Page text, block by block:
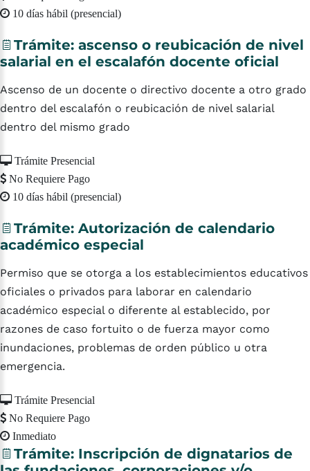
10 días hábil (presencial)
Trámite: ascenso o reubicación de nivel
salarial en el escalafón docente oficial
Ascenso de un docente o directivo docente a otro grado
dentro del escalafón o reubicación de nivel salarial
dentro del mismo grado
Trámite Presencial
No Requiere Pago
10 días hábil (presencial)
Trámite: Autorización de calendario
académico especial
Permiso que se otorga a los establecimientos educativos
oficiales o privados para laborar en calendario
académico especial o diferente al establecido, por
razones de caso fortuito o de fuerza mayor como
inundaciones, problemas de orden público u otra
emergencia.
Trámite Presencial
No Requiere Pago
Inmediato
Trámite: Inscripción de dignatarios de